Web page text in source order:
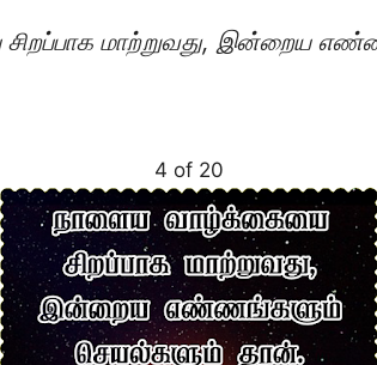
மாற்றுவது, இன்றைய
4 of 20